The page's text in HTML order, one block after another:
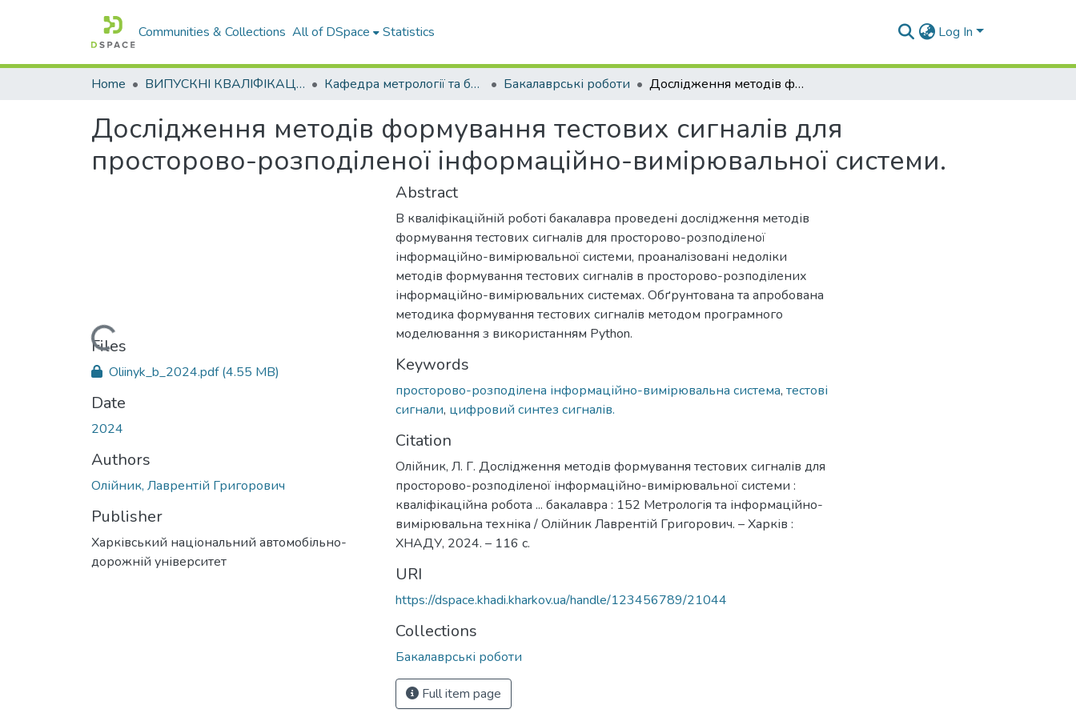
Communities & Collections All of DSpace Statistics Log In
Home ВИПУСКНІ КВАЛІФІКАЦІЙНІ РОБОТИ Кафедра метрології та безпеки життєдіяльності Бакалаврські роботи Дослідження методів формування тестових сигналів для просторово-розподіленої інформаційно-вимірювальної системи.
Дослідження методів формування тестових сигналів для
просторово-розподіленої інформаційно-вимірювальної системи.
Loading...
Files
Oliinyk_b_2024.pdf(4.55 MB)
Date
2024
Authors
Олійник, Лаврентій Григорович
Publisher
Харківський національний автомобільно-
дорожній університет
Abstract
В кваліфікаційній роботі бакалавра проведені дослідження методів
формування тестових сигналів для просторово-розподіленої
інформаційно-вимірювальної системи, проаналізовані недоліки
методів формування тестових сигналів в просторово-розподілених
інформаційно-вимірювальних системах. Обґрунтована та апробована
методика формування тестових сигналів методом програмного
моделювання з використанням Python.
Keywords
просторово-розподілена інформаційно-вимірювальна система, тестові
сигнали, цифровий синтез сигналів.
Citation
Олійник, Л. Г. Дослідження методів формування тестових сигналів для
просторово-розподіленої інформаційно-вимірювальної системи :
кваліфікаційна робота ... бакалавра : 152 Метрологія та інформаційно-
вимірювальна техніка / Олійник Лаврентій Григорович. – Харків :
ХНАДУ, 2024. – 116 с.
URI
https://dspace.khadi.kharkov.ua/handle/123456789/21044
Collections
Бакалаврські роботи
Full item page